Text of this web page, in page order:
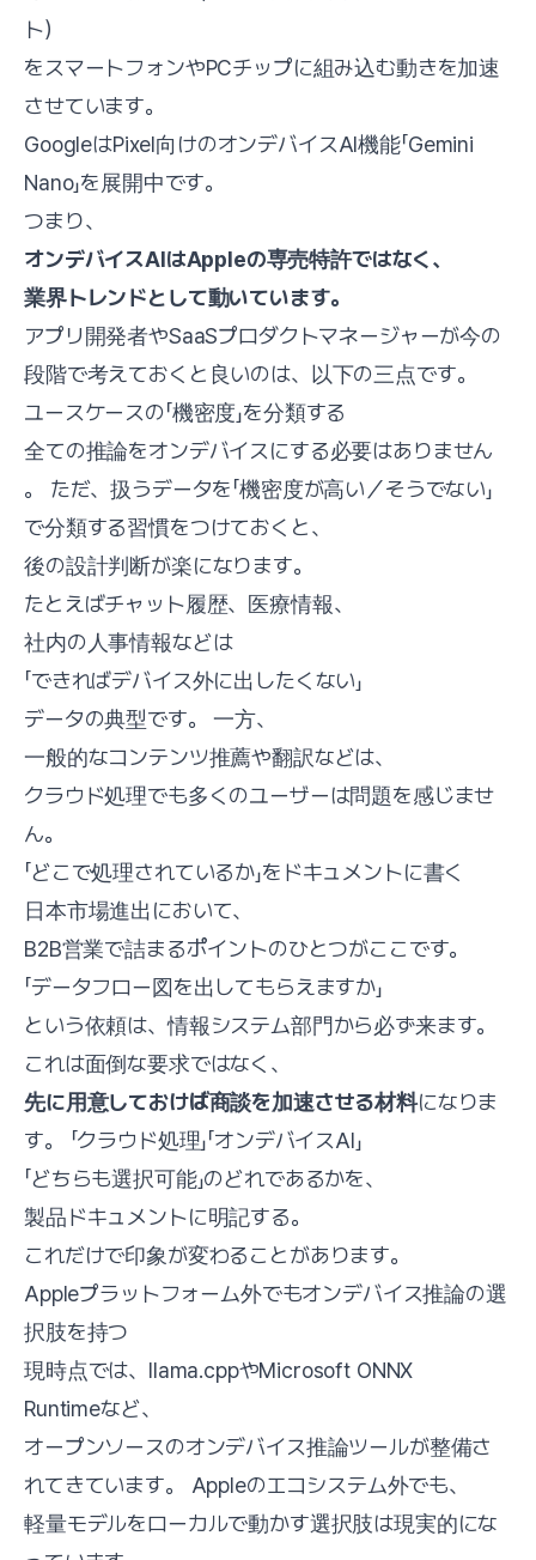
ト）
をスマートフォンやPCチップに組み込む動きを加速
させています。
GoogleはPixel向けのオンデバイスAI機能「Gemini
Nano」を展開中です。
つまり、
オンデバイスAIはAppleの専売特許ではなく、
業界トレンドとして動いています。
アプリ開発者やSaaSプロダクトマネージャーが今の
段階で考えておくと良いのは、以下の三点です。
ユースケースの「機密度」を分類する
全ての推論をオンデバイスにする必要はありません
。 ただ、扱うデータを「機密度が高い／そうでない」
で分類する習慣をつけておくと、
後の設計判断が楽になります。
たとえばチャット履歴、医療情報、
社内の人事情報などは
「できればデバイス外に出したくない」
データの典型です。 一方、
一般的なコンテンツ推薦や翻訳などは、
クラウド処理でも多くのユーザーは問題を感じませ
ん。
「どこで処理されているか」をドキュメントに書く
日本市場進出において、
B2B営業で詰まるポイントのひとつがここです。
「データフロー図を出してもらえますか」
という依頼は、情報システム部門から必ず来ます。
これは面倒な要求ではなく、
先に用意しておけば商談を加速させる材料になりま
す。 「クラウド処理」「オンデバイスAI」
「どちらも選択可能」のどれであるかを、
製品ドキュメントに明記する。
これだけで印象が変わることがあります。
Appleプラットフォーム外でもオンデバイス推論の選
択肢を持つ
現時点では、llama.cppやMicrosoft ONNX
Runtimeなど、
オープンソースのオンデバイス推論ツールが整備さ
れてきています。 Appleのエコシステム外でも、
軽量モデルをローカルで動かす選択肢は現実的にな